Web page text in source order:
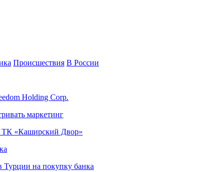
Происшествия В России
Holding Corp.
маркетинг
ТК «Каширский Двор»
Турции на покупку банка